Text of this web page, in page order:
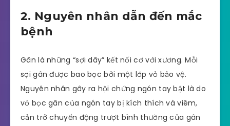
2. Nguyên nhân dẫn đến mắc
bệnh
Gân là những “sợi dây” kết nối cơ với xương. Mỗi
sợi gân được bao bọc bởi một lớp vỏ bảo vệ.
Nguyên nhân gây ra hội chứng ngón tay bật là do
vỏ bọc gân của ngón tay bị kích thích và viêm,
cản trở chuyển động trượt bình thường của gân